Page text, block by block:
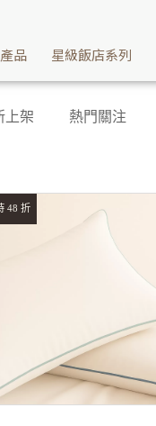
品 星級飯店系列
上架 熱門關注
48 折